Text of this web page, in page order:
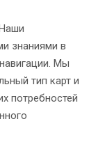
знаниями в
Мы
тип карт и
потребностей